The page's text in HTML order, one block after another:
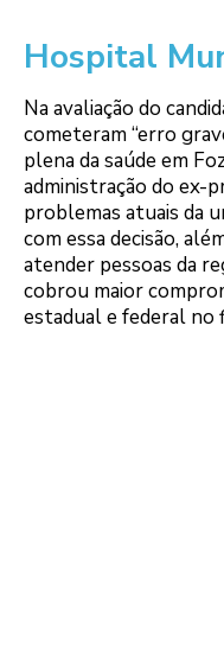
Hospital
Na avaliação do
cometeram “erro
plena da saúde em
administração do ex-
problemas atuais da
com essa decisão,
atender pessoas da
cobrou maior
estadual e federal no